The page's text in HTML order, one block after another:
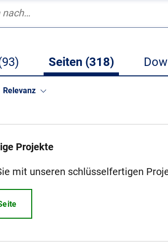
Seiten (318)
Relevanz
Projekte
mit unseren schlüsselfertigen